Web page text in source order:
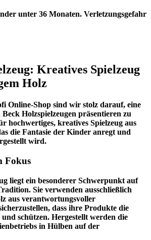
unter 36 Monaten. Verletzungsgefahr
Kreatives Spielzeug
Holz
Online-Shop sind wir stolz darauf, eine
Holzspielzeugen präsentieren zu
hochwertiges, kreatives Spielzeug aus
die Fantasie der Kinder anregt und
wird.
Fokus
liegt ein besonderer Schwerpunkt auf
Sie verwenden ausschließlich
aus verantwortungsvoller
dass ihre Produkte die
schützen. Hergestellt werden die
in Hülben auf der